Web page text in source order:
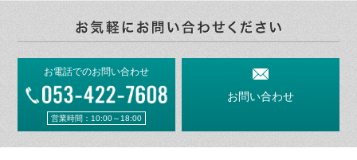
お電話でのお問い合わせ
営業時間：10:00～18:00
お問い合わせ